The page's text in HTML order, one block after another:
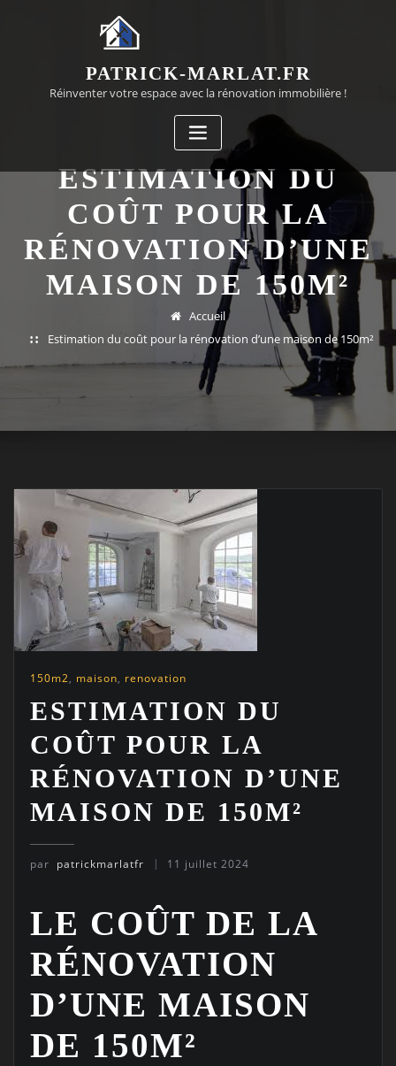
PATRICK-MARLAT.FR
Réinventer votre espace avec la rénovation immobilière !
ESTIMATION DU
COÛT POUR LA
RÉNOVATION D’UNE
MAISON DE 150M²
Accueil
Estimation du coût pour la rénovation d’une maison de 150m²
150m2, maison, renovation
ESTIMATION DU
COÛT POUR LA
RÉNOVATION D’UNE
MAISON DE 150M²
par patrickmarlatfr 11 juillet 2024
LE COÛT DE LA
RÉNOVATION
D’UNE MAISON
DE 150M²